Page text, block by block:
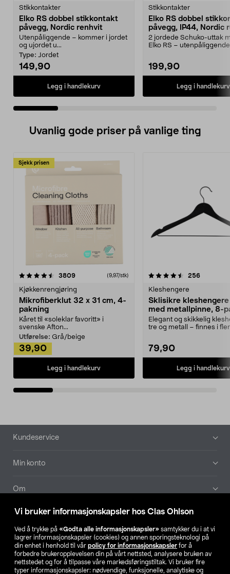
Vi bruker informasjonskapsler hos Clas Ohlson
Ved å trykke på «Godta alle informasjonskapsler» samtykker du i at vi
lagrer informasjonskapsler (cookies) og annen sporingsteknologi på
din enhet i henhold til vår policy for informasjonskapsler for å
forbedre brukeropplevelsen din på vårt nettsted, analysere bruken av
nettstedet og for å tilpasse våre markedsføringstiltak. Vi bruker fire
typer informasjonskapsler: nødvendige, funksjonelle, analytiske og
Stikkontakter
Elko RS dobbel stikkontakt
påvegg, Nordic renhvit
Utenpåliggende – kommer i jordet
og ujordet u...
Type: Jordet
149,90
Legg i handlekurv
Stikkontakter
Elko RS dobbel
påvegg, IP44, Nordic
2 jordede Schuko-uttak
Elko RS – utenpåliggende
199,90
Legg i handlekurv
Uvanlig gode priser på vanlige ting
Sjekk prisen
3809anmeldelser(9,97/stk)
Kjøkkenrengjøring
Mikrofiberklut 32 x 31 cm, 4-
pakning
Kåret til «soleklar favoritt» i
svenske Afton...
Utførelse: Grå/beige
39,90
Legg i handlekurv
4.5av 5 stjerner 256
Kleshengere
Sklisikre
med metallpinne, 8-
Elegant og skikkelig
tre og metall – finnes i
79,90
Legg i handlekurv
4.5av 5 stjerner
Bunntekst
Kundeservice
Min konto
Om
Aktuelt
Våre selskaper
Finn din butikk